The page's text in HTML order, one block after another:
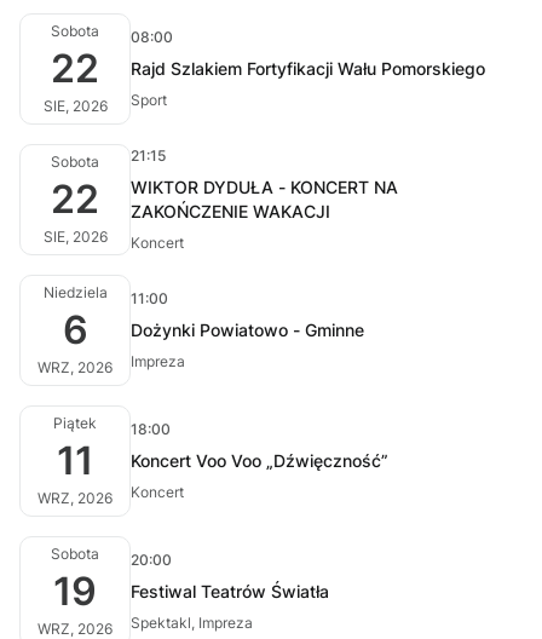
Sobota
22
SIE, 2026
08:00
Rajd Szlakiem Fortyfikacji Wału Pomorskiego
Sport
Sobota
22
SIE, 2026
21:15
WIKTOR DYDUŁA - KONCERT NA
ZAKOŃCZENIE WAKACJI
Koncert
Niedziela
6
WRZ, 2026
11:00
Dożynki Powiatowo - Gminne
Impreza
Piątek
11
WRZ, 2026
18:00
Koncert Voo Voo „Dźwięczność”
Koncert
Sobota
19
WRZ, 2026
20:00
Festiwal Teatrów Światła
Spektakl, Impreza